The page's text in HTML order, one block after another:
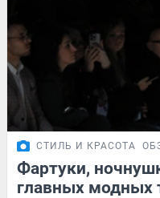
СТИЛЬ И КРАСОТА
Фартуки,
главных модных